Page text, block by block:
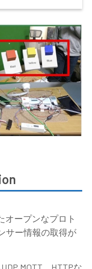
オープンなプロト
サー情報の取得が